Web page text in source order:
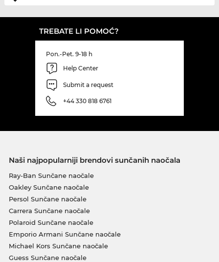
TREBATE LI POMOĆ?
Pon.-Pet. 9-18 h
Help Center
Submit a request
+44 330 818 6761
Naši najpopularniji brendovi sunčanih naočala
Ray-Ban Sunčane naočale
Oakley Sunčane naočale
Persol Sunčane naočale
Carrera Sunčane naočale
Polaroid Sunčane naočale
Emporio Armani Sunčane naočale
Michael Kors Sunčane naočale
Guess Sunčane naočale